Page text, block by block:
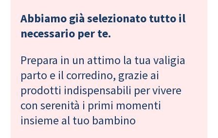
Abbiamo già selezionato tutto il
necessario per te.
Prepara in un attimo la tua valigia
parto e il corredino, grazie ai
prodotti indispensabili per vivere
con serenità i primi momenti
insieme al tuo bambino